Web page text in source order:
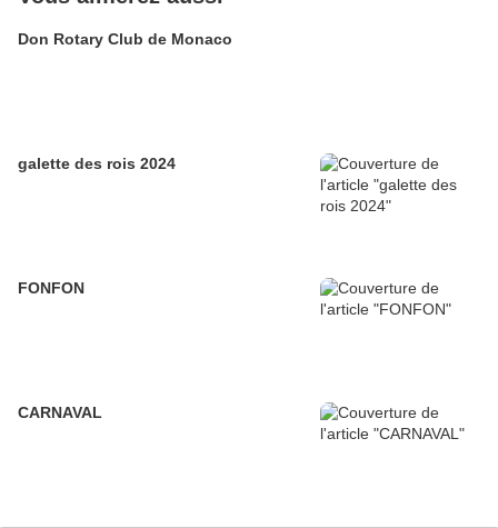
Don Rotary Club de Monaco
galette des rois 2024
FONFON
CARNAVAL